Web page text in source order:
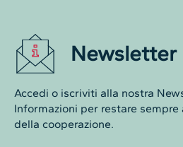
Newsletter
Accedi o iscriviti alla nostra
Informazioni per restare
della cooperazione.